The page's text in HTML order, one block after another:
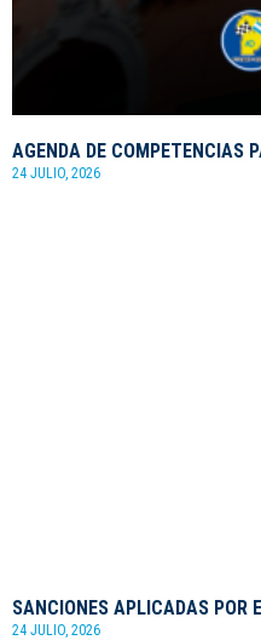
AGENDA DE COMPETENCIAS
24 JULIO, 2026
SANCIONES APLICADAS POR
24 JULIO, 2026